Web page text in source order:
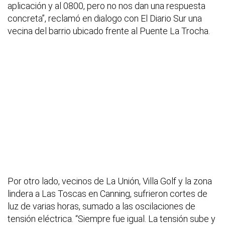
aplicación y al 0800, pero no nos dan una respuesta
concreta”, reclamó en dialogo con El Diario Sur una
vecina del barrio ubicado frente al Puente La Trocha.
Por otro lado, vecinos de La Unión, Villa Golf y la zona
lindera a Las Toscas en Canning, sufrieron cortes de
luz de varias horas, sumado a las oscilaciones de
tensión eléctrica. “Siempre fue igual. La tensión sube y